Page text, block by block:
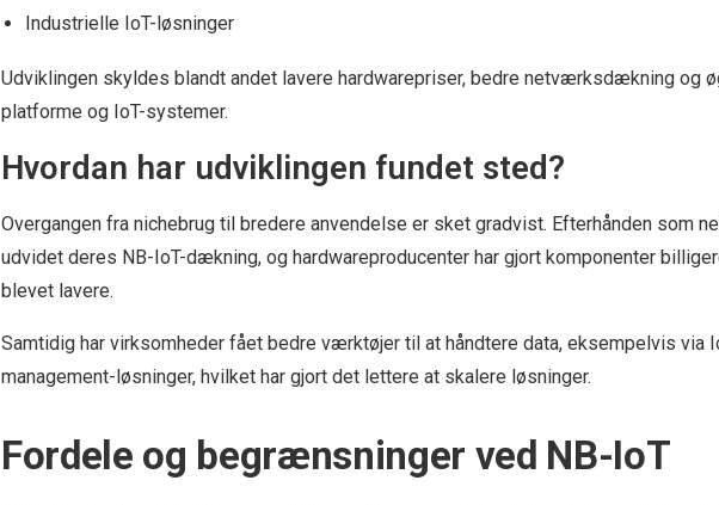
Industrielle IoT-løsninger
Udviklingen skyldes blandt andet lavere hardwarepriser, bedre netværksdækning og
platforme og IoT-systemer.
Hvordan har udviklingen fundet sted?
Overgangen fra nichebrug til bredere anvendelse er sket gradvist. Efterhånden som
udvidet deres NB-IoT-dækning, og hardwareproducenter har gjort komponenter
blevet lavere.
Samtidig har virksomheder fået bedre værktøjer til at håndtere data, eksempelvis via
management-løsninger, hvilket har gjort det lettere at skalere løsninger.
Fordele og begrænsninger ved NB-IoT